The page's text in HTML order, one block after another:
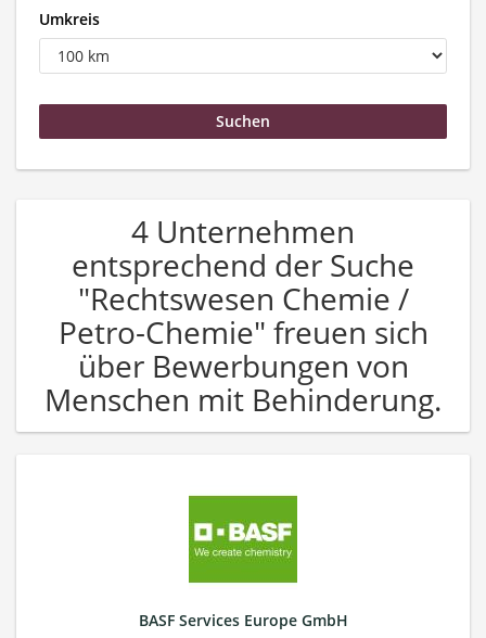
Umkreis
4 Unternehmen
entsprechend der Suche
"Rechtswesen Chemie /
Petro-Chemie" freuen sich
über Bewerbungen von
Menschen mit Behinderung.
BASF Services Europe GmbH